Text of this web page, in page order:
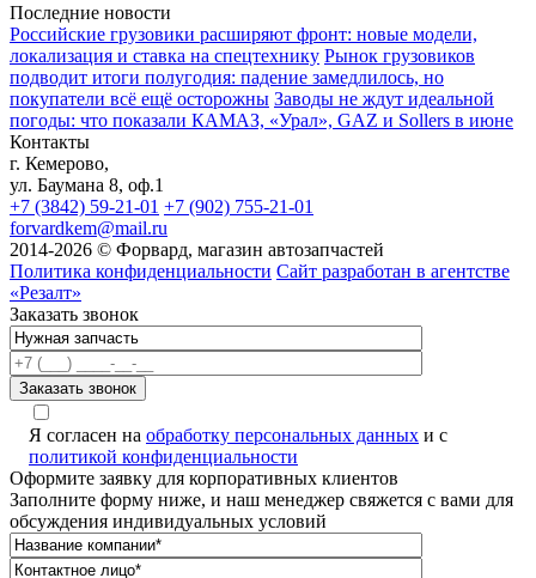
Последние новости
Российские грузовики расширяют фронт: новые модели,
локализация и ставка на спецтехнику Рынок грузовиков
подводит итоги полугодия: падение замедлилось, но
покупатели всё ещё осторожны Заводы не ждут идеальной
погоды: что показали КАМАЗ, «Урал», GAZ и Sollers в июне
Контакты
г. Кемерово,
ул. Баумана 8, оф.1
+7 (3842) 59-21-01 +7 (902) 755-21-01
forvardkem@mail.ru
2014-2026 © Форвард, магазин автозапчастей
Политика конфиденциальности Сайт разработан в агентстве
«Резалт»
Заказать звонок
Я согласен на обработку персональных данных и с
политикой конфиденциальности
Оформите заявку для корпоративных клиентов
Заполните форму ниже, и наш менеджер свяжется с вами для
обсуждения индивидуальных условий